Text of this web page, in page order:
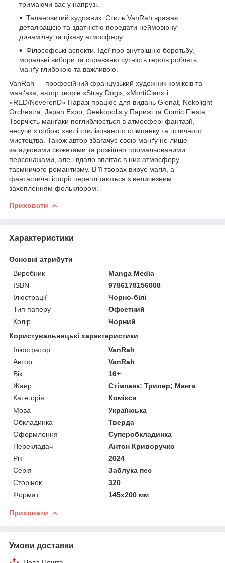
тримаючи вас у напрузі.
Талановитий художник. Стиль VanRah вражає
деталізацією та здатністю передати неймовірну
динамічну та цікаву атмосферу.
Філософські аспекти. Ідеї про внутрішню боротьбу,
моральні вибори та справжню сутність героїв роблять
манґу глибокою та важливою.
VanRah — професійний французький художник коміксів та
манґака, автор творів «Stray Dog», «MortiCian» і
«RED/NeverenD» Наразі працює для видань Glenat, Nekolight
Orchestra, Japan Expo, Geekopolis у Парижі та Comic Fiesta.
Творчість манґаки поглиблюється в атмосфері фантазії,
несучи з собою хвилі стилізованого стімпанку та готичного
мистецтва. Також автор збагачує свою манґу не лише
загадковими сюжетами та розкішно промальованими
персонажами, але і вдало вплітає в них атмосферу
таємничого романтизму. В її творах вирує магія, а
фантастичні історії переплітаються з величезним
захопленням фольклором.
Приховати
Характеристики
Основні атрибути
Виробник
Manga Media
ISBN
9786178156008
Ілюстрації
Чорно-білі
Тип паперу
Офсетний
Колір
Чорний
Користувальницькі характеристики
Ілюстратор
VanRah
Автор
VanRah
Вік
16+
Жанр
Стімпанк; Трилер; Манга
Категорія
Комікси
Мова
Українська
Обкладинка
Тверда
Оформлення
Суперобкладинка
Перекладач
Антон Криворучко
Рік
2024
Серія
Заблука пес
Сторінок
320
Формат
145х200 мм
Приховати
Умови доставки